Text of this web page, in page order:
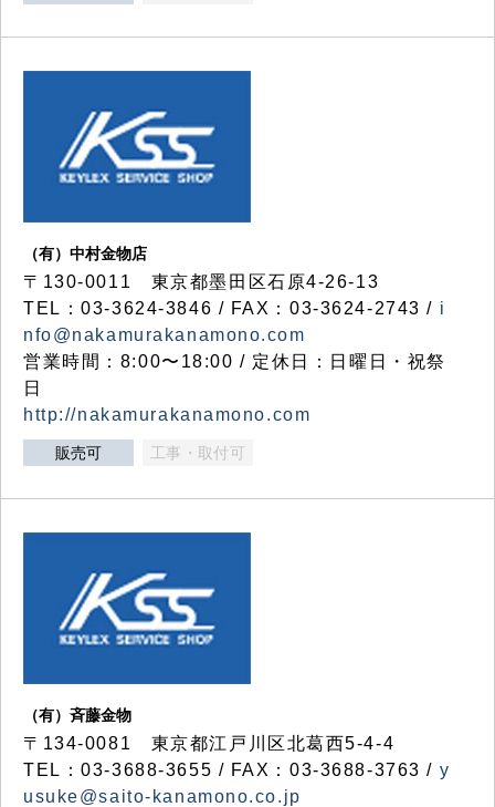
（有）中村金物店
〒130-0011 東京都墨田区石原4-26-13
TEL：03-3624-3846 / FAX：03-3624-2743 / i
nfo@nakamurakanamono.com
営業時間：8:00〜18:00 / 定休日：日曜日・祝祭
日
http://nakamurakanamono.com
販売可 工事・取付可
（有）斉藤金物
〒134-0081 東京都江戸川区北葛西5-4-4
TEL：03-3688-3655 / FAX：03-3688-3763 / y
usuke@saito-kanamono.co.jp